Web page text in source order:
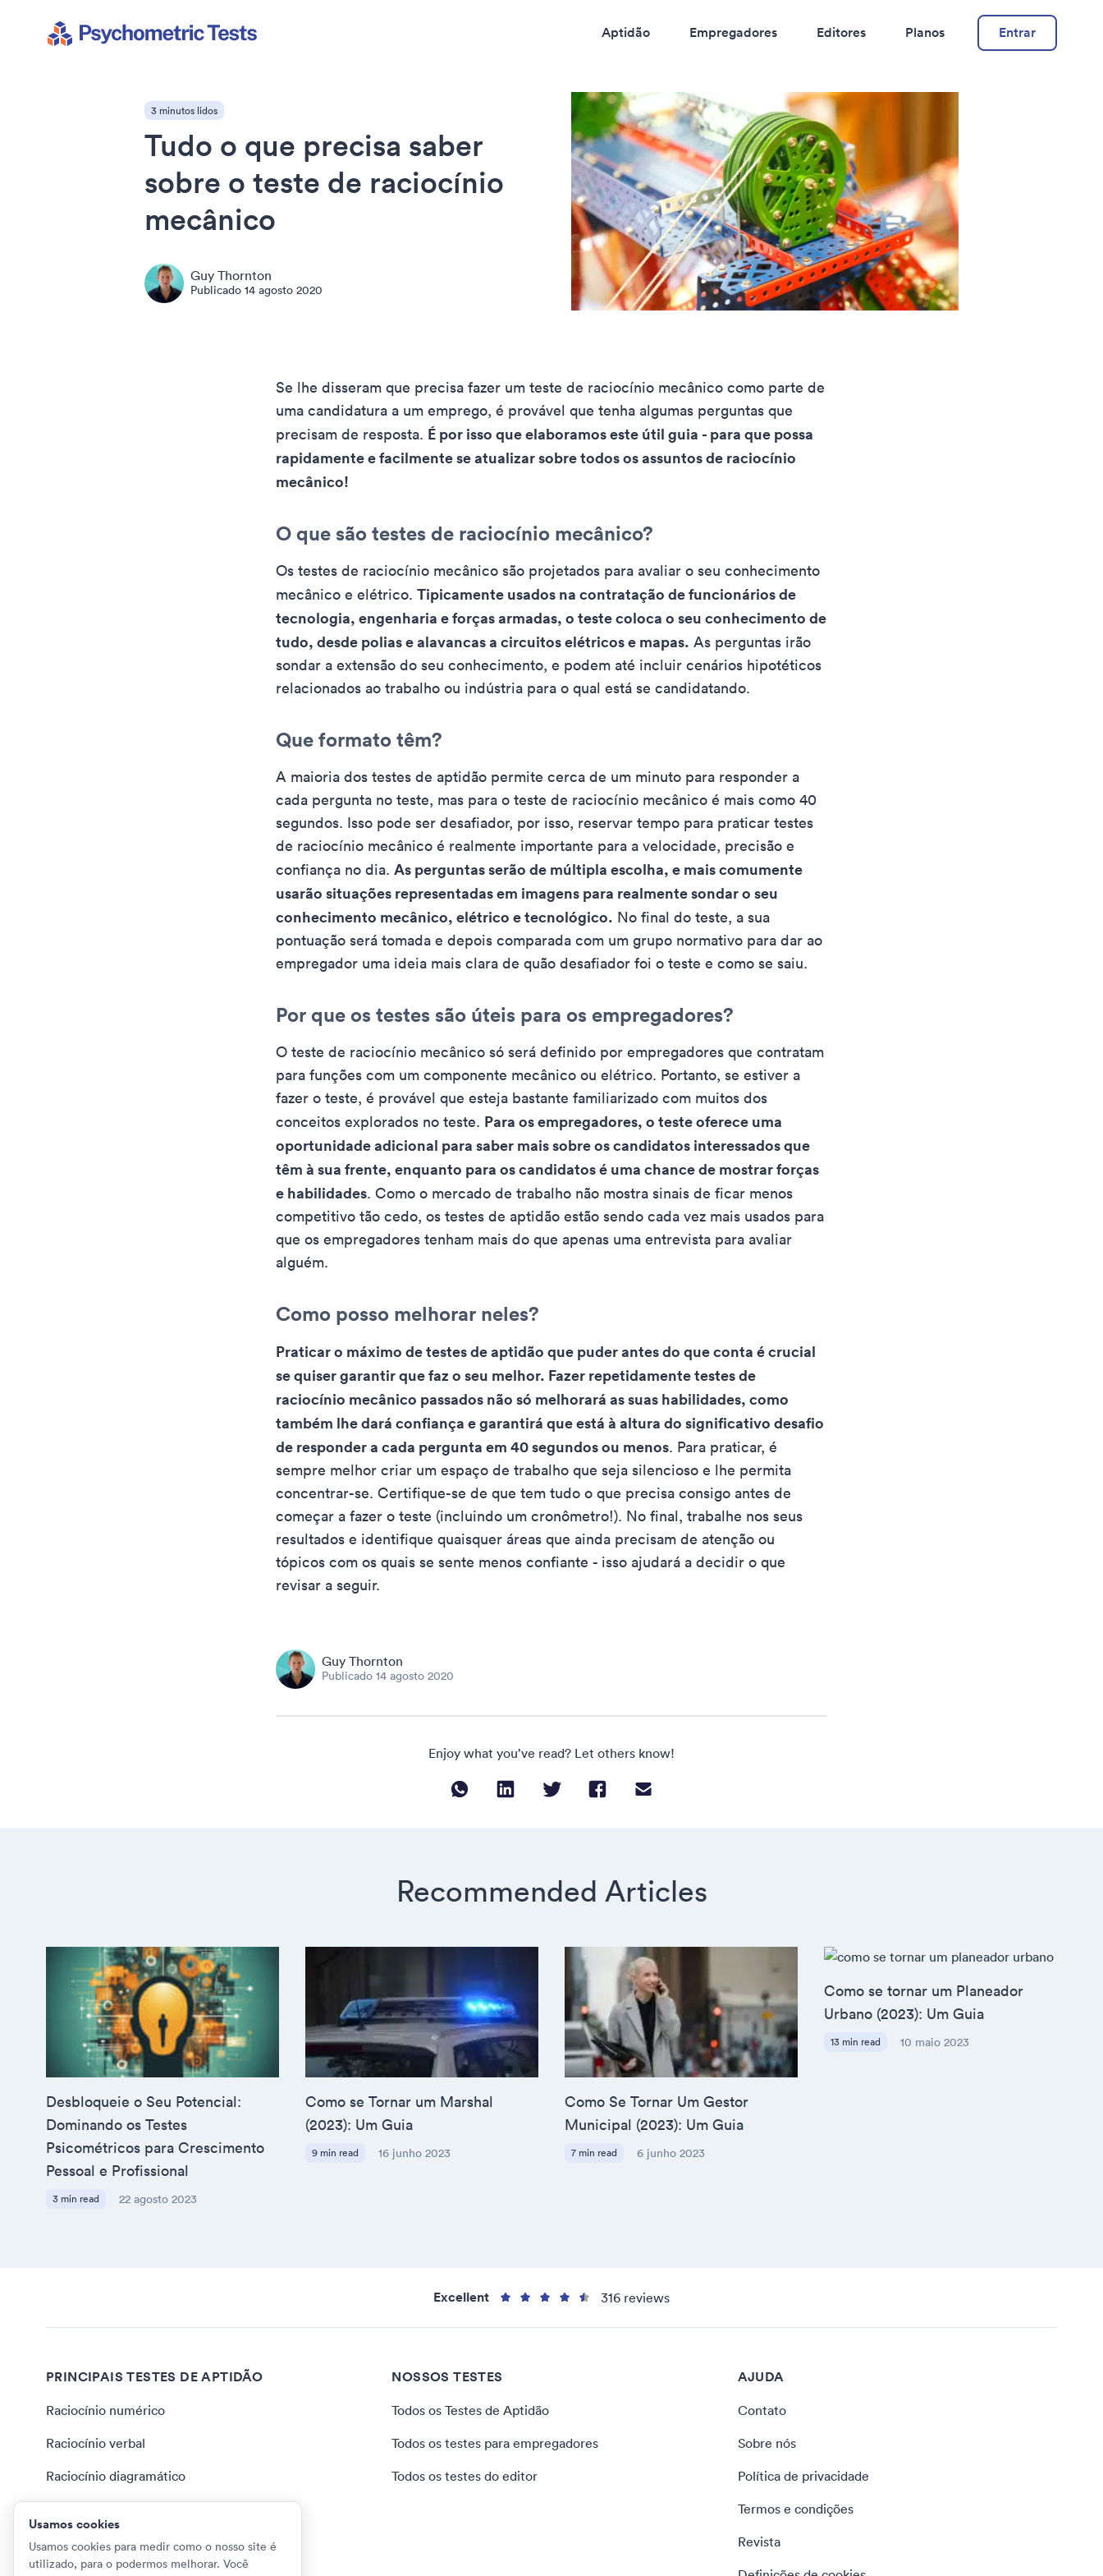
Aptidão Empregadores Editores Planos Entrar
3 minutos lidos
Tudo o que precisa saber
sobre o teste de raciocínio
mecânico
Guy Thornton
Publicado 14 agosto 2020
Se lhe disseram que precisa fazer um teste de raciocínio mecânico como parte de
uma candidatura a um emprego, é provável que tenha algumas perguntas que
precisam de resposta. É por isso que elaboramos este útil guia - para que possa
rapidamente e facilmente se atualizar sobre todos os assuntos de raciocínio
mecânico!
O que são testes de raciocínio mecânico?
Os testes de raciocínio mecânico são projetados para avaliar o seu conhecimento
mecânico e elétrico. Tipicamente usados na contratação de funcionários de
tecnologia, engenharia e forças armadas, o teste coloca o seu conhecimento de
tudo, desde polias e alavancas a circuitos elétricos e mapas. As perguntas irão
sondar a extensão do seu conhecimento, e podem até incluir cenários hipotéticos
relacionados ao trabalho ou indústria para o qual está se candidatando.
Que formato têm?
A maioria dos testes de aptidão permite cerca de um minuto para responder a
cada pergunta no teste, mas para o teste de raciocínio mecânico é mais como 40
segundos. Isso pode ser desafiador, por isso, reservar tempo para praticar testes
de raciocínio mecânico é realmente importante para a velocidade, precisão e
confiança no dia. As perguntas serão de múltipla escolha, e mais comumente
usarão situações representadas em imagens para realmente sondar o seu
conhecimento mecânico, elétrico e tecnológico. No final do teste, a sua
pontuação será tomada e depois comparada com um grupo normativo para dar ao
empregador uma ideia mais clara de quão desafiador foi o teste e como se saiu.
Por que os testes são úteis para os empregadores?
O teste de raciocínio mecânico só será definido por empregadores que contratam
para funções com um componente mecânico ou elétrico. Portanto, se estiver a
fazer o teste, é provável que esteja bastante familiarizado com muitos dos
conceitos explorados no teste. Para os empregadores, o teste oferece uma
oportunidade adicional para saber mais sobre os candidatos interessados que
têm à sua frente, enquanto para os candidatos é uma chance de mostrar forças
e habilidades. Como o mercado de trabalho não mostra sinais de ficar menos
competitivo tão cedo, os testes de aptidão estão sendo cada vez mais usados para
que os empregadores tenham mais do que apenas uma entrevista para avaliar
alguém.
Como posso melhorar neles?
Praticar o máximo de testes de aptidão que puder antes do que conta é crucial
se quiser garantir que faz o seu melhor. Fazer repetidamente testes de
raciocínio mecânico passados não só melhorará as suas habilidades, como
também lhe dará confiança e garantirá que está à altura do significativo desafio
de responder a cada pergunta em 40 segundos ou menos. Para praticar, é
sempre melhor criar um espaço de trabalho que seja silencioso e lhe permita
concentrar-se. Certifique-se de que tem tudo o que precisa consigo antes de
começar a fazer o teste (incluindo um cronômetro!). No final, trabalhe nos seus
resultados e identifique quaisquer áreas que ainda precisam de atenção ou
tópicos com os quais se sente menos confiante - isso ajudará a decidir o que
revisar a seguir.
Guy Thornton
Publicado 14 agosto 2020
Enjoy what you’ve read? Let others know!
Recommended Articles
Desbloqueie o Seu Potencial:
Dominando os Testes
Psicométricos para Crescimento
Pessoal e Profissional
3 min read 22 agosto 2023
Como se Tornar um Marshal
(2023): Um Guia
9 min read 16 junho 2023
Como Se Tornar Um Gestor
Municipal (2023): Um Guia
7 min read 6 junho 2023
Como se tornar um Planeador
Urbano (2023): Um Guia
13 min read 10 maio 2023
Excellent 316 reviews
PRINCIPAIS TESTES DE APTIDÃO
Raciocínio numérico
Raciocínio verbal
Raciocínio diagramático
Julgamento situacional
NOSSOS TESTES
Todos os Testes de Aptidão
Todos os testes para empregadores
Todos os testes do editor
AJUDA
Contato
Sobre nós
Política de privacidade
Termos e condições
Revista
Usamos cookies
Usamos cookies para medir como o nosso site é
utilizado, para o podermos melhorar. Você